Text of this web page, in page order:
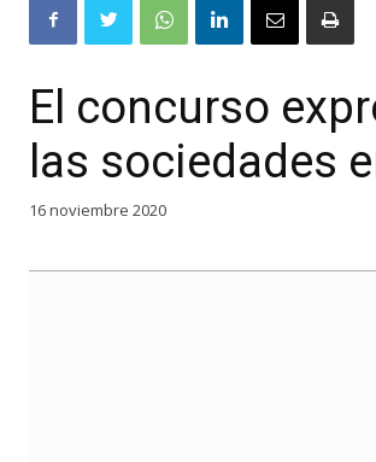
El concurso
las sociedades
16 noviembre 2020